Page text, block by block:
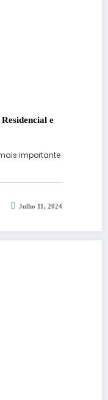
e
importante
Julho 11, 2024